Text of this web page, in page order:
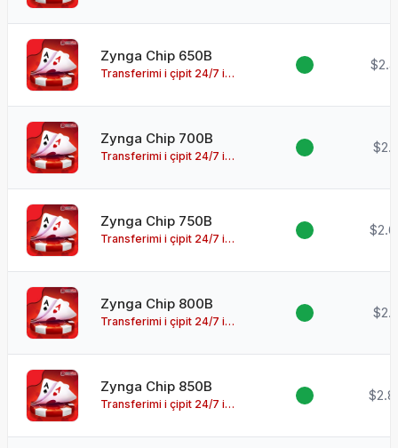
Zynga Chip 650B
Transferimi i çipit 24/7 i
Zynga Chip 700B
Transferimi i çipit 24/7 i
Zynga Chip 750B
Transferimi i çipit 24/7 i
Zynga Chip 800B
Transferimi i çipit 24/7 i
Zynga Chip 850B
Transferimi i çipit 24/7 i